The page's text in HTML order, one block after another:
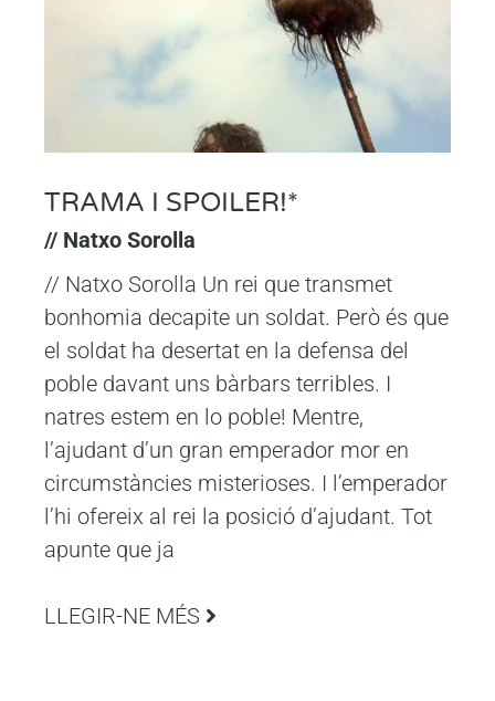
TRAMA I SPOILER!*
// Natxo Sorolla
// Natxo Sorolla Un rei que transmet
bonhomia decapite un soldat. Però és que
el soldat ha desertat en la defensa del
poble davant uns bàrbars terribles. I
natres estem en lo poble! Mentre,
l’ajudant d’un gran emperador mor en
circumstàncies misterioses. I l’emperador
l’hi ofereix al rei la posició d’ajudant. Tot
apunte que ja
LLEGIR-NE MÉS